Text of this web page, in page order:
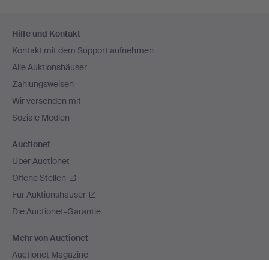
Navigation
Hilfe und Kontakt
Kontakt mit dem Support aufnehmen
Alle Auktionshäuser
Zahlungsweisen
Wir versenden mit
Soziale Medien
Auctionet
Über Auctionet
Offene Stellen
Für Auktionshäuser
Die Auctionet-Garantie
Mehr von Auctionet
Auctionet Magazine